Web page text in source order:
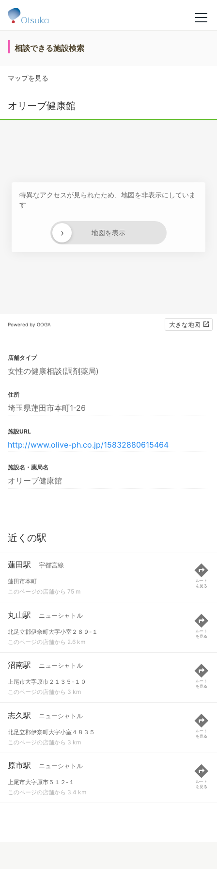
相談できる施設検索
マップを見る
オリーブ健康館
特異なアクセスが見られたため、地図を非表示にしていま
す
地図を表示
›
Powered by GOGA 大きな地図
店舗タイプ
女性の健康相談(調剤薬局)
住所
埼玉県蓮田市本町1-26
施設URL
http://www.olive-ph.co.jp/15832880615464
施設名・薬局名
オリーブ健康館
近くの駅
蓮田駅 宇都宮線
蓮田市本町
このページの店舗から 75 m
ルート
を見る
丸山駅 ニューシャトル
北足立郡伊奈町大字小室２８９-１
このページの店舗から 2.6 km
ルート
を見る
沼南駅 ニューシャトル
上尾市大字原市２１３５-１０
このページの店舗から 3 km
ルート
を見る
志久駅 ニューシャトル
北足立郡伊奈町大字小室４８３５
このページの店舗から 3 km
ルート
を見る
原市駅 ニューシャトル
上尾市大字原市５１２-１
このページの店舗から 3.4 km
ルート
を見る